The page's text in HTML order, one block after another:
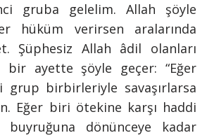
gruba gelelim. Allah şöyle
hüküm verirsen aralarında
Şüphesiz Allah âdil olanları
bir ayette şöyle geçer: “Eğer
grup birbirleriyle savaşırlarsa
Eğer biri ötekine karşı haddi
buyruğuna dönünceye kadar